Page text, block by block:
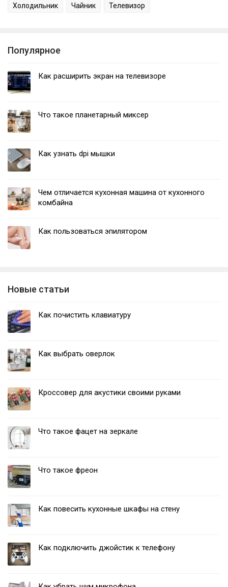
Холодильник Чайник Телевизор
Популярное
Как расширить экран на телевизоре
Что такое планетарный миксер
Как узнать dpi мышки
Чем отличается кухонная машина от кухонного
комбайна
Как пользоваться эпилятором
Новые статьи
Как почистить клавиатуру
Как выбрать оверлок
Кроссовер для акустики своими руками
Что такое фацет на зеркале
Что такое фреон
Как повесить кухонные шкафы на стену
Как подключить джойстик к телефону